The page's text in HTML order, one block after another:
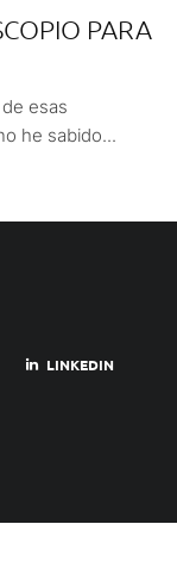
PARA
esas
he sabido...
LINKEDIN